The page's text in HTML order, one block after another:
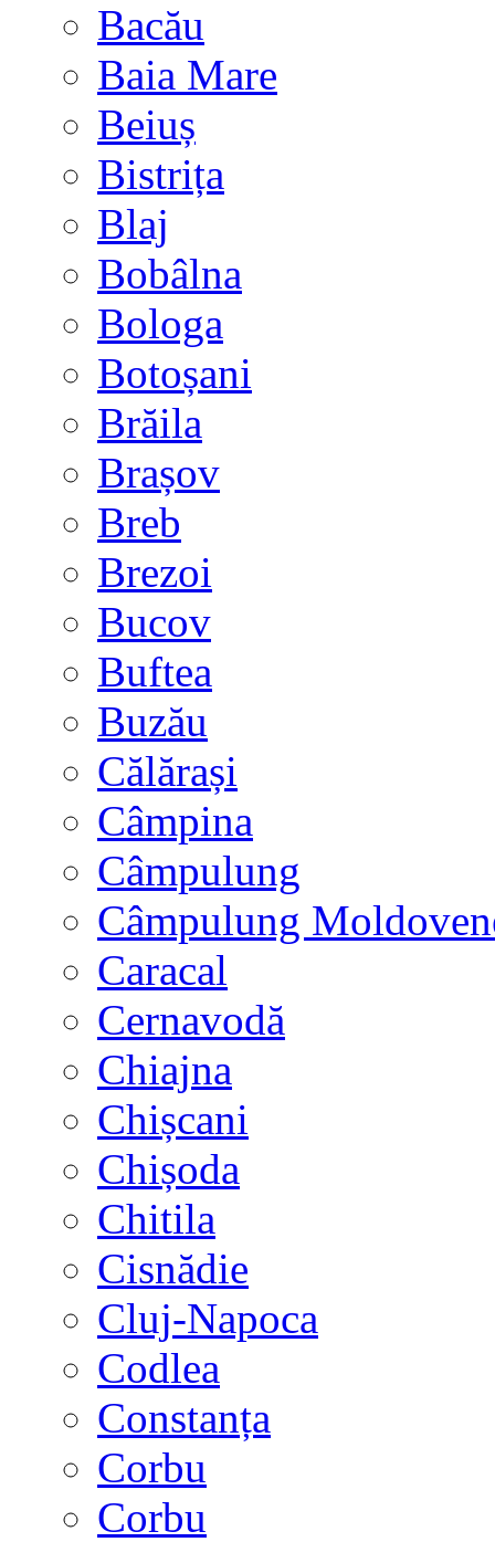
Bacău
Baia Mare
Beiuș
Bistrița
Blaj
Bobâlna
Bologa
Botoșani
Brăila
Brașov
Breb
Brezoi
Bucov
Buftea
Buzău
Călărași
Câmpina
Câmpulung
Câmpulung
Caracal
Cernavodă
Chiajna
Chișcani
Chișoda
Chitila
Cisnădie
Cluj-Napoca
Codlea
Constanța
Corbu
Corbu